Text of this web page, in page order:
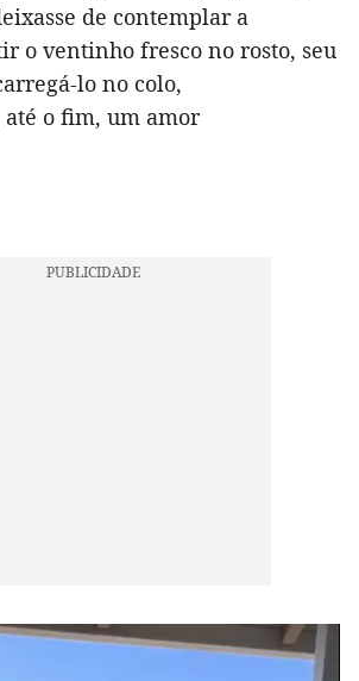
de contemplar a
o ventinho fresco no rosto, seu
lo no colo,
o fim, um amor